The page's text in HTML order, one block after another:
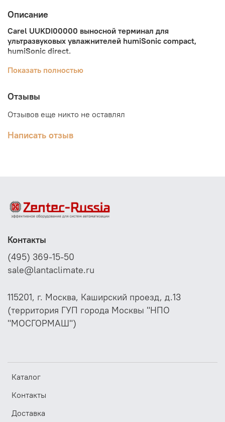
Описание
Carel UUKDI00000 выносной терминал для
ультразвуковых увлажнителей humiSonic compact,
humiSonic direct.
При помощи терминала Carel UUKDI00000 открывается
состояние увлажнителя. При помощи терминала Carel
UUKDI00000 можно изменить параметры работы
увлажнителя.
Подключается к увлажнителю с помощью
Показать полностью
Отзывы
Отзывов еще никто не оставлял
Написать отзыв
Каталог
Контакты
Доставка
Контакты
(495) 369-15-50
sale@lantaclimate.ru
115201, г. Москва, Каширский проезд, д.13
(территория ГУП города Москвы "НПО
"МОСГОРМАШ")